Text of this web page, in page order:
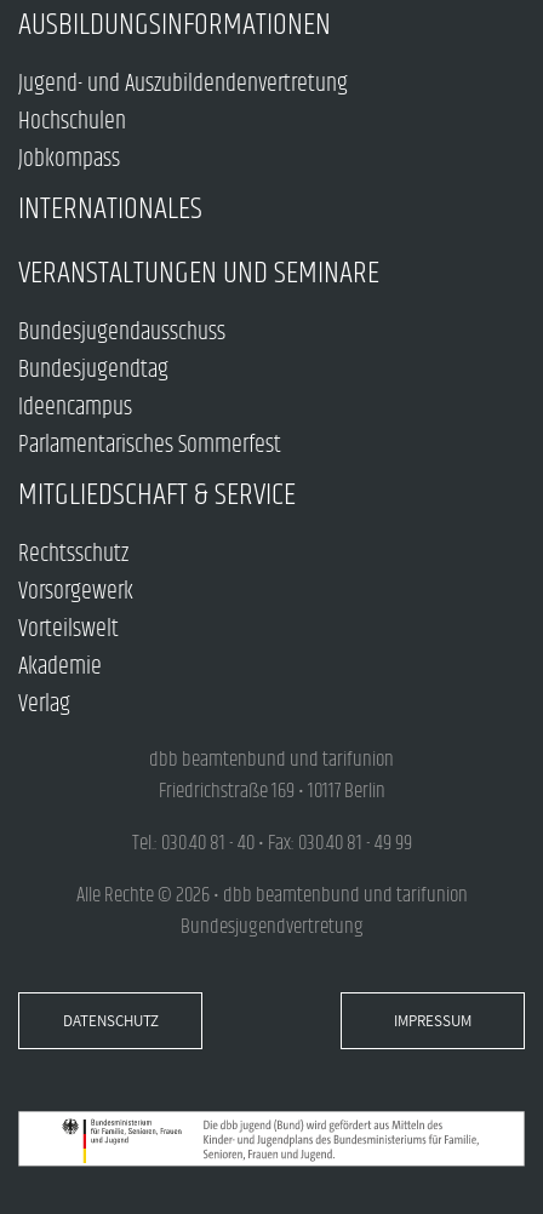
AUSBILDUNGSINFORMATIONEN
Jugend- und Auszubildendenvertretung
Hochschulen
Jobkompass
INTERNATIONALES
VERANSTALTUNGEN UND SEMINARE
Bundesjugendausschuss
Bundesjugendtag
Ideencampus
Parlamentarisches Sommerfest
MITGLIEDSCHAFT & SERVICE
Rechtsschutz
Vorsorgewerk
Vorteilswelt
Akademie
Verlag
dbb beamtenbund und tarifunion
Friedrichstraße 169 • 10117 Berlin
Tel.: 030.40 81 - 40 • Fax: 030.40 81 - 49 99
Alle Rechte © 2026 • dbb beamtenbund und tarifunion
Bundesjugendvertretung
DATENSCHUTZ IMPRESSUM